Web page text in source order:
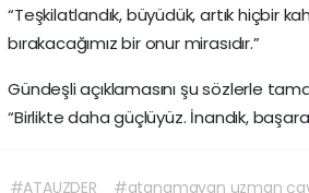
“Teşkilatlandık, büyüdük, artık hiçbir
bırakacağımız bir onur mirasıdır.”
Gündeşli açıklamasını şu sözlerle
“Birlikte daha güçlüyüz. İnandık,
#ATAUZDER #atanamayan uzman